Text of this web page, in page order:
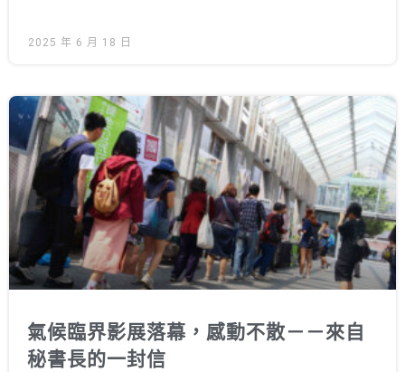
捐款支持
徵才資訊
活動行事曆
活動紀錄
教育推廣申請
加入志工
2025 年 6 月 18 日
氣候臨界影展落幕，感動不散－－來自
秘書長的一封信